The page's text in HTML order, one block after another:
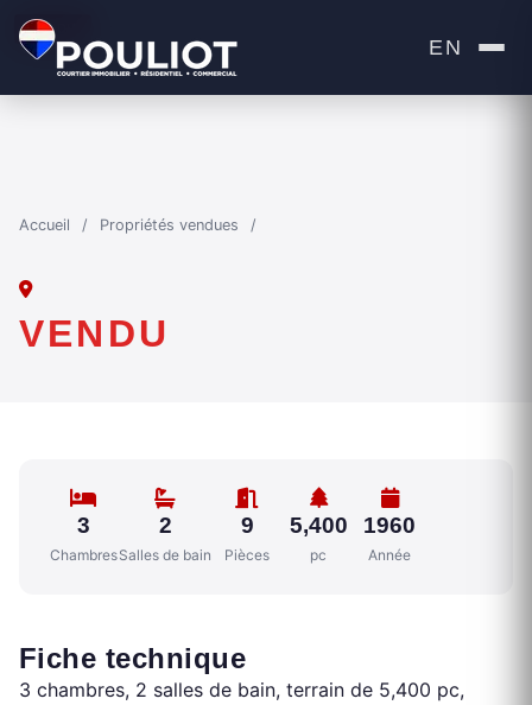
EN
Accueil / Propriétés vendues /
VENDU
VENDU
3
Chambres
2
Salles de bain
9
Pièces
5,400
pc
1960
Année
Fiche technique
3 chambres, 2 salles de bain, terrain de 5,400 pc,